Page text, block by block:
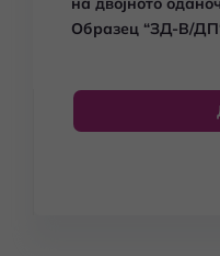
Образец “ЗД-В/